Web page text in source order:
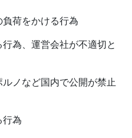
荷をかける行為
為、運営会社が不適切と
ノなど国内で公開が禁止
行為